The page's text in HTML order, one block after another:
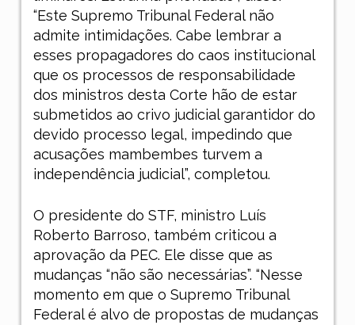
“Este Supremo Tribunal Federal não
admite intimidações. Cabe lembrar a
esses propagadores do caos institucional
que os processos de responsabilidade
dos ministros desta Corte hão de estar
submetidos ao crivo judicial garantidor do
devido processo legal, impedindo que
acusações mambembes turvem a
independência judicial”, completou.
O presidente do STF, ministro Luís
Roberto Barroso, também criticou a
aprovação da PEC. Ele disse que as
mudanças “não são necessárias”. “Nesse
momento em que o Supremo Tribunal
Federal é alvo de propostas de mudanças